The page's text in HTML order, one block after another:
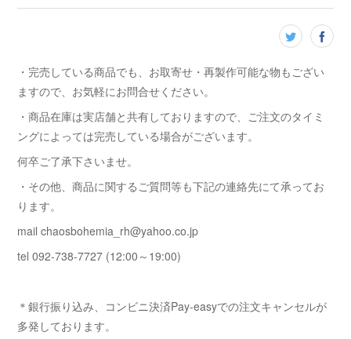
・完売している商品でも、お取寄せ・再製作可能な物もござい
ますので、お気軽にお問合せください。
・商品在庫は実店舗と共有しておりますので、ご注文のタイミ
ングによっては完売している場合がございます。
何卒ご了承下さいませ。
・その他、商品に関するご質問等も下記の連絡先にて承ってお
ります。
mail chaosbohemia_rh@yahoo.co.jp
tel 092-738-7727 (12:00～19:00)
＊銀行振り込み、コンビニ決済Pay-easyでの注文キャンセルが
多発しております。